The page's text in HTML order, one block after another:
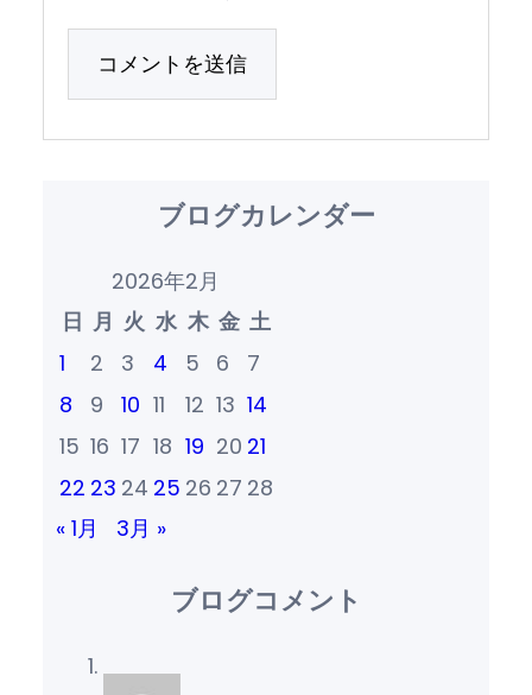
ブログカレンダー
2026年2月
日 月 火 水 木 金 土
1
2 3 4 5 6
7
8
9 10 11 12 13 14
15 16 17 18 19 20 21
22 23 24 25 26 27 28
« 1月
3月 »
ブログコメント